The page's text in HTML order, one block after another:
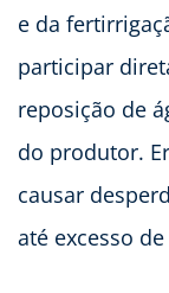
e da
participar
reposição de
do produtor.
causar
até excesso